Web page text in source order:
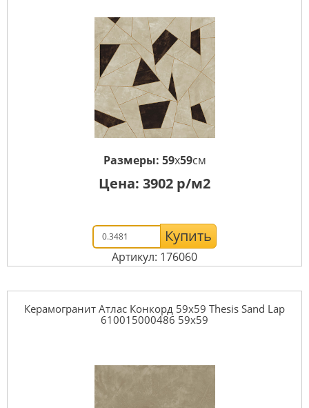
Размеры: 59x59см
Цена: 3902 р/м2
Купить
Артикул: 176060
Керамогранит Атлас Конкорд 59x59 Thesis Sand Lap
610015000486 59x59